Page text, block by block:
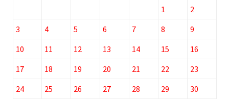
1
2
3
4 5 6 7 8
9
10
11 12 13 14 15
16
17
18 19 20 21 22
23
24
25 26 27 28 29 30